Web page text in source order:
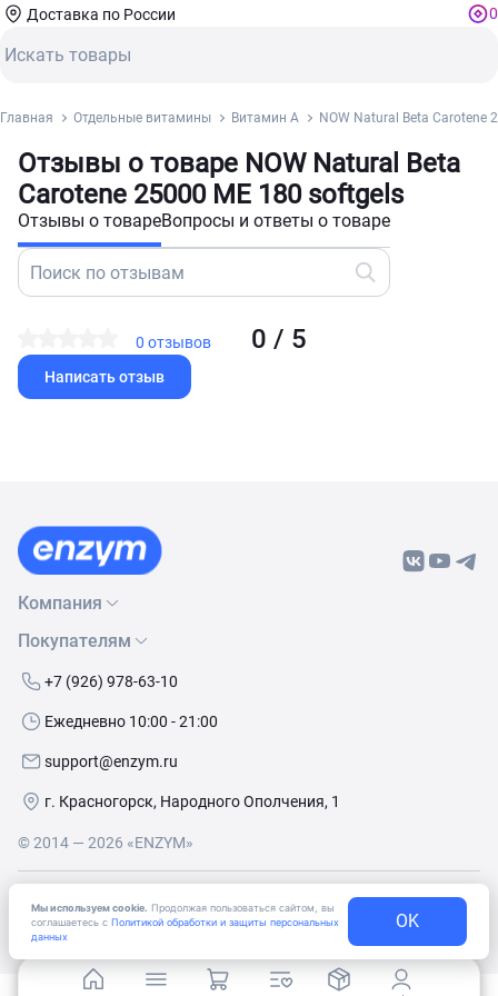
Мы используем cookie. Продолжая пользоваться сайтом, вы
соглашаетесь с Политикой обработки и защиты персональных
данных
OK
Доставка по России 0
Главная Отдельные витамины Витамин А NOW Natural Beta Carotene
Отзывы о товаре NOW Natural Beta
Carotene 25000 ME 180 softgels
Отзывы о товареВопросы и ответы о товаре
0 / 5
0 отзывов
Написать отзыв
Компания
О нас
Бренды
Покупателям
Как сделать заказ
Условия доставки
+7 (926) 978-63-10
Ежедневно 10:00 - 21:00
support@enzym.ru
г. Красногорск, Народного Ополчения, 1
© 2014 — 2026 «ENZYM»
на получение рекламно-информационных
материалов